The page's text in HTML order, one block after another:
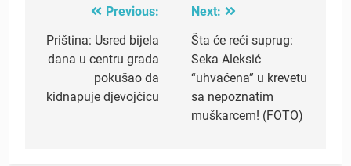
navigation
Previous:
Priština: Usred bijela
dana u centru grada
pokušao da
kidnapuje djevojčicu
Next:
Šta će reći suprug:
Seka Aleksić
“uhvaćena” u krevetu
sa nepoznatim
muškarcem! (FOTO)